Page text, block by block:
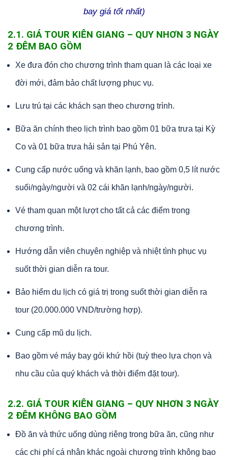
bay giá tốt nhất)
2.1. GIÁ TOUR KIÊN GIANG – QUY NHƠN 3 NGÀY
2 ĐÊM BAO GỒM
Xe đưa đón cho chương trình tham quan là các loại xe
đời mới, đảm bảo chất lượng phục vụ.
Lưu trú tại các khách sạn theo chương trình.
Bữa ăn chính theo lịch trình bao gồm 01 bữa trưa tại Kỳ
Co và 01 bữa trưa hải sản tại Phú Yên.
Cung cấp nước uống và khăn lạnh, bao gồm 0,5 lít nước
suối/ngày/người và 02 cái khăn lạnh/ngày/người.
Vé tham quan một lượt cho tất cả các điểm trong
chương trình.
Hướng dẫn viên chuyên nghiệp và nhiệt tình phục vụ
suốt thời gian diễn ra tour.
Bảo hiểm du lịch có giá trị trong suốt thời gian diễn ra
tour (20.000.000 VND/trường hợp).
Cung cấp mũ du lịch.
Bao gồm vé máy bay gói khứ hồi (tuỳ theo lựa chọn và
nhu cầu của quý khách và thời điểm đặt tour).
2.2. GIÁ TOUR KIÊN GIANG – QUY NHƠN 3 NGÀY
2 ĐÊM KHÔNG BAO GỒM
Đồ ăn và thức uống dùng riêng trong bữa ăn, cũng như
các chi phí cá nhân khác ngoài chương trình không bao